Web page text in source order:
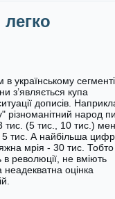
українському сегменті
з’являється купа
дописів.
різноманітний народ
тис. (5 тис., 10 тис.)
5 тис. А найбільша
мрія - 30 тис. Тобто
в революції, не вміють
оцінка